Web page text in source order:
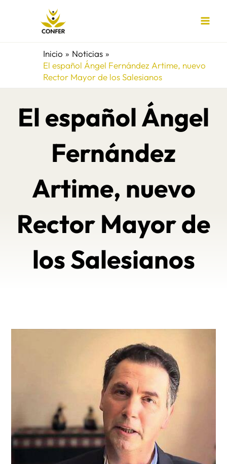
Inicio
Noticias
El español Ángel Fernández Artime, nuevo
Rector Mayor de los Salesianos
El español Ángel
Fernández
Artime, nuevo
Rector Mayor de
los Salesianos